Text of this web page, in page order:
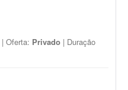
| Oferta: Privado | Duração